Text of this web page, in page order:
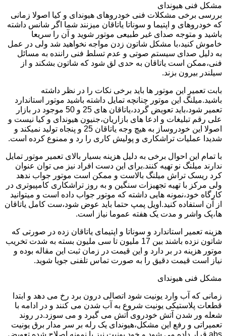
مشکل فنی هیوندای
بررسی برخی مشکلات فنی خودروهای هیوندای و کیا اصولا زمانی
که خودروهای و اپتیما و سوناتا یاتاقان میزنند شما اگر شانس داشته
باشید و متوجه صدای غیر طبیعی موتور شوید و آن را سریعا
خاموش کنید،با مشکل شاتون زدن مواجه نخواهید شد ولی در عمل
به دلیل صدای سیستم صوتی و عدم تسلط فنی راننده به مسائل
فنی،ممکن است یاتاقان به حدی لق شود که شاتون بشکند و از
سیلندر بیرون بزند.
بابت تعمیر این موتور ها باید برخی نکات را در نظر داشته
باشید.میلنگ این موتور چنانچه تمایل داشته باشید موتور استاندارد
تعمیر شود،باید تعویض گردد،یاتاقان های 25 و 50 موجود در بازار
علی رقم تبلیغات و ادعا های بازاریان،جنیون هیوندای و کیا نیست و
اصولا این خودروساز به هیچ وجه یاتاقان 25 و پنجاه تولید نمیکند و
شدیدا عملیات تراشکاری و پولیش کاری را رد و ممنوع کرده است.
با تمام این احوال برخی به دلیل هزینه بسیار بالای تعمیر موتور تمایل
ندارند میلنگ نو تهیه کنند.برای این دست افراد نیز می توان عنوان
کرد ریسک تراش میلنگ بالاست و ممکن است موتور جواب ندهد
ولی مرکز با تهیه تجهیزات سنگین و به روز تراشکاری کامپیوتری در
کارگاه خود،نمونه هایی داشته که موتور جواب داده است و میتوانید
از آن استفاده کنید.اویل پمپ حتما باید عوض شود،ست کامل یاتاقان
ها،پک واشر و مدت یک هفته عموما نیاز است.
هزینه تعمیر استاندارد و سوناتا و اپتیمای یاتاقان زده در صورتی که
شاتون نزده باشند بین 17 ملیون تا سی ملیون بسته به شدت تخریب
موتور هزینه در بر دارد و این قیمت در زمان ثبت این مقاله بوده و
نیاز است قیمت دقیق را به صورت تماس تلفنی جویا شوید.
مشکل فنی هیوندای
زمانی که آب وارد یونیت شود اتصالی درون برد رخ می دهد و ابتدا
قطعات پلاستیکی یونیت شروع به آب شدن می کنند و در ادامه با
شعله ور شدن آتش خودروی آتش می گیرد و می سوزد.در روند
تعمیراتی و رفع این مشکل،هیوندای یک رله بر سر مدار برق یونیت
abs قرار داده می شود و خود یونیت نیز با نمونه اصلاح شده تعویض